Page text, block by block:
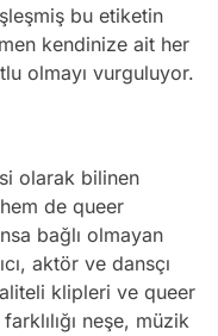
bu etiketin
kendinize ait her
olmayı vurguluyor.
olarak bilinen
de queer
bağlı olmayan
aktör ve dansçı
klipleri ve queer
neşe, müzik